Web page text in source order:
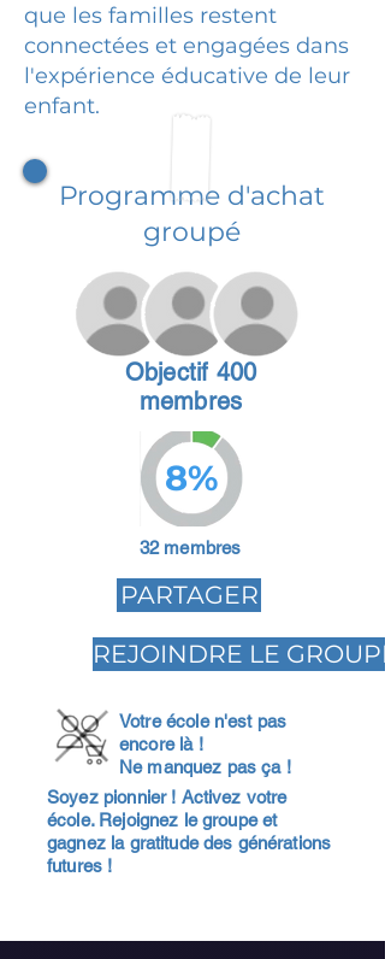
que les familles restent
connectées et engagées dans
l'expérience éducative de leur
enfant.
Programme d'achat
groupé
Objectif 400
membres
8%
32 membres
PARTAGER
REJOINDRE LE GROUPE
Votre école n'est pas
encore là !
Ne manquez pas ça !
Soyez pionnier ! Activez votre
école. Rejoignez le groupe et
gagnez la gratitude des générations
futures !